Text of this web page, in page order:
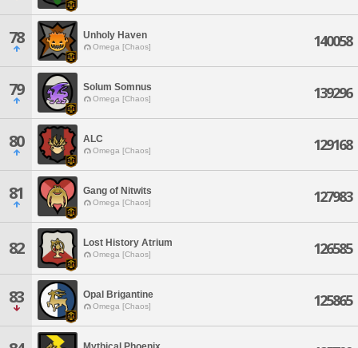
78 Unholy Haven
Omega [Chaos] 140058
79 Solum Somnus
Omega [Chaos] 139296
80 ALC
Omega [Chaos] 129168
81 Gang of Nitwits
Omega [Chaos] 127983
82 Lost History Atrium
Omega [Chaos] 126585
83 Opal Brigantine
Omega [Chaos] 125865